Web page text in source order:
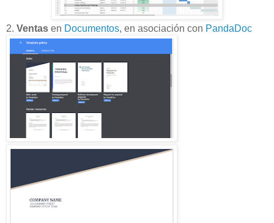
2. Ventas en Documentos, en asociación con PandaDoc